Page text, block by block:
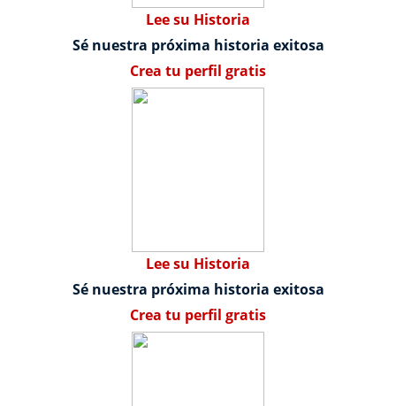
Lee su Historia
Sé nuestra próxima historia exitosa
Crea tu perfil gratis
Lee su Historia
Sé nuestra próxima historia exitosa
Crea tu perfil gratis